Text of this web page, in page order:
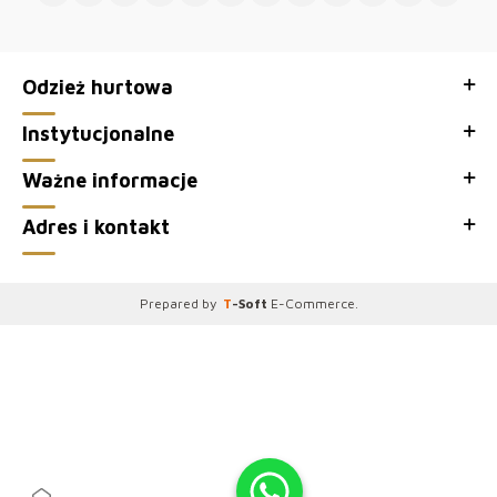
Odzież hurtowa
Instytucjonalne
Ważne informacje
Adres i kontakt
Prepared by T-Soft E-Commerce.